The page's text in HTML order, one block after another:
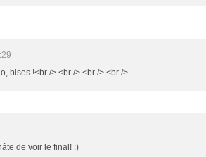
bises !<br /> <br /> <br /> <br />
de voir le final! :)